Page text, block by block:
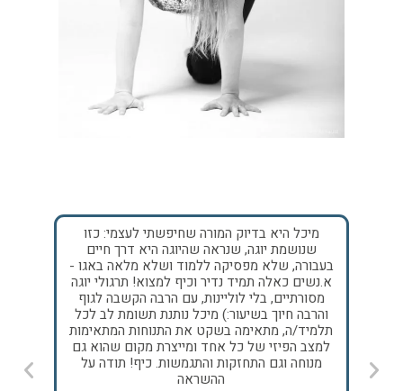
מיכל היא בדיוק המורה שחיפשתי לעצמי: כזו
שנושמת יוגה, שנראה שהיוגה היא דרך חיים
בעבורה, שלא מפסיקה ללמוד ושלא מלאה באגו -
א.נשים כאלה תמיד נדיר וכיף למצוא! תרגולי יוגה
מסורתיים, בלי לוליינות, עם הרבה הקשבה לגוף
והרבה חיוך בשיעור:) מיכל נותנת תשומת לב לכל
תלמיד/ה, מתאימה בשקט את התנוחות המתאימות
למצב הפיזי של כל אחד ומייצרת מקום שהוא גם
מנוחה וגם התחזקות והתגמשות. כיף! תודה על
ההשראה